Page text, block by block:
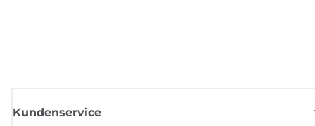
Kundenservice